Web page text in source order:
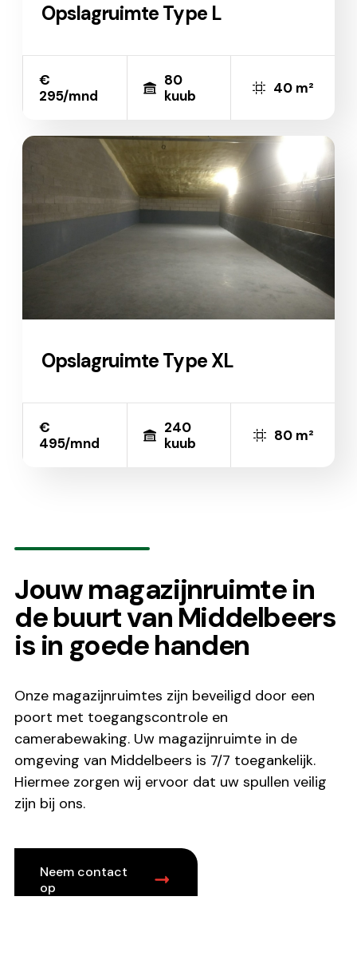
Opslagruimte Type L
€
295/mnd
80
kuub
40 m²
Opslagruimte Type XL
€
495/mnd
240
kuub
80 m²
Jouw magazijnruimte in
de buurt van Middelbeers
is in goede handen
Onze magazijnruimtes zijn beveiligd door een
poort met toegangscontrole en
camerabewaking. Uw magazijnruimte in de
omgeving van Middelbeers is 7/7 toegankelijk.
Hiermee zorgen wij ervoor dat uw spullen veilig
zijn bij ons.
Neem contact
op